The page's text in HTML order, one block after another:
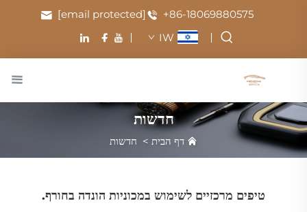
+86-18069880575
[email protected]
IW
חדשות
דף הבית > חדשות
טיפים מרכזיים לשימוש במכוניות הונדה בחורף.